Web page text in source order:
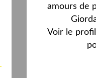
amours de
Voir le